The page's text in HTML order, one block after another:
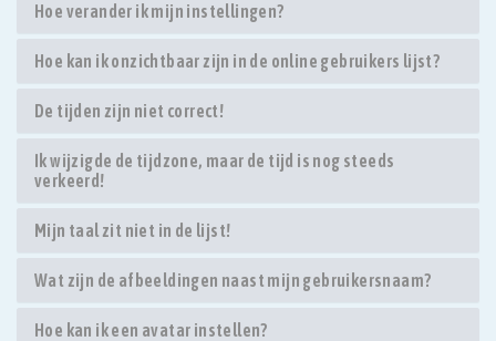
Hoe verander ik mijn instellingen?
Hoe kan ik onzichtbaar zijn in de online gebruikers lijst?
De tijden zijn niet correct!
Ik wijzigde de tijdzone, maar de tijd is nog steeds
verkeerd!
Mijn taal zit niet in de lijst!
Wat zijn de afbeeldingen naast mijn gebruikersnaam?
Hoe kan ik een avatar instellen?